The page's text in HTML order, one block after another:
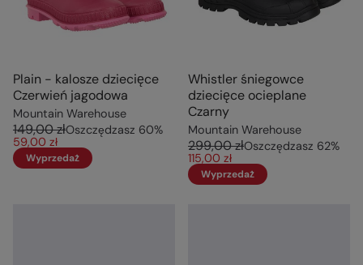
Plain - kalosze dziecięce
Czerwień jagodowa
Mountain Warehouse
149,00 złOszczędzasz 60%
59,00 zł
Wyprzedaż
Whistler śniegowce
dziecięce ocieplane
Czarny
Mountain Warehouse
299,00 złOszczędzasz 62%
115,00 zł
Wyprzedaż